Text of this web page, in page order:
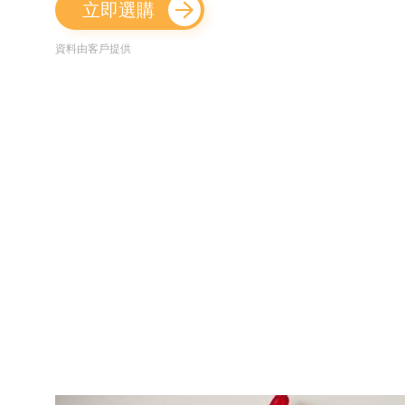
立即選購
資料由客戶提供